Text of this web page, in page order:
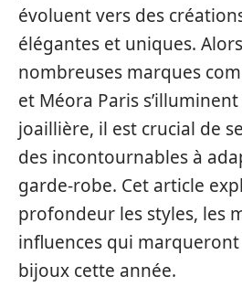
évoluent vers des
élégantes et uniques.
nombreuses marques
et Méora Paris
joaillière, il est crucial de
des incontournables à
garde-robe. Cet article
profondeur les styles, les
influences qui
bijoux cette année.